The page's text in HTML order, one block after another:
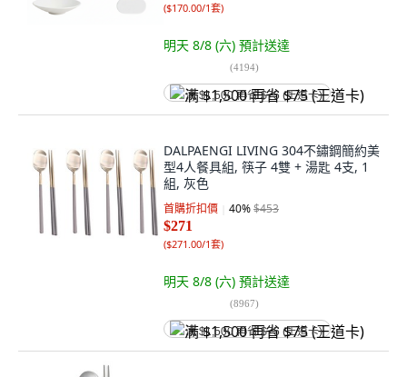
($170.00/1套)
明天 8/8 (六) 預計送達
(4194)
满 $1,500 再省 $75 (王道卡)
DALPAENGI LIVING 304不鏽鋼簡約美
型4人餐具組, 筷子 4雙 + 湯匙 4支, 1
組, 灰色
首購折扣價 40%$453
$271
($271.00/1套)
明天 8/8 (六) 預計送達
(8967)
满 $1,500 再省 $75 (王道卡)